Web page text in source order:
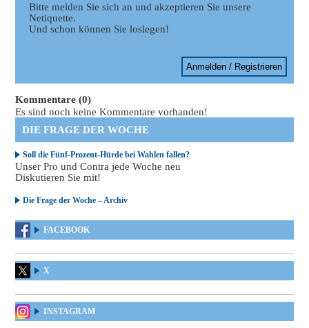
Bitte melden Sie sich an und akzeptieren Sie unsere
Netiquette.
Und schon können Sie loslegen!
Anmelden / Registrieren
Kommentare (0)
Es sind noch keine Kommentare vorhanden!
DIE FRAGE DER WOCHE
Soll die Fünf-Prozent-Hürde bei Wahlen fallen?
Unser Pro und Contra jede Woche neu
Diskutieren Sie mit!
Die Frage der Woche – Archiv
FACEBOOK
X
INSTAGRAM